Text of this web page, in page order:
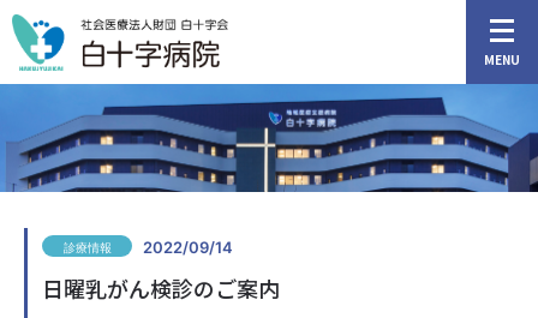
MENU
アクセス
診療情報 2022/09/14
日曜乳がん検診のご案内